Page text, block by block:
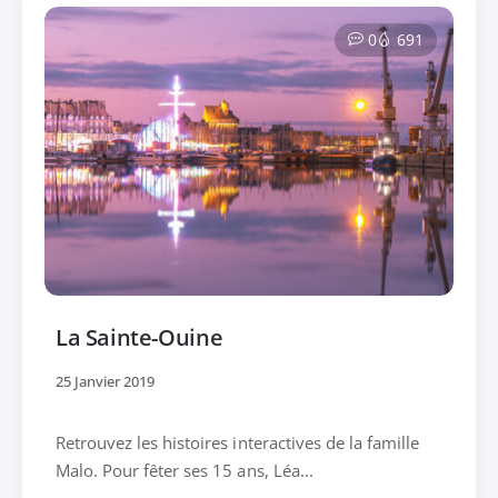
0 691
La Sainte-Ouine
25 Janvier 2019
Retrouvez les histoires interactives de la famille
Malo. Pour fêter ses 15 ans, Léa...